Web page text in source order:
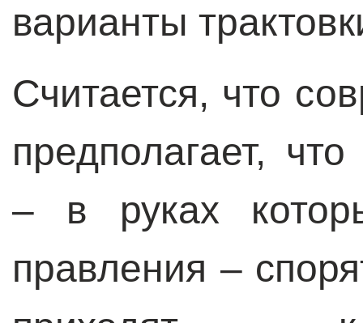
варианты
Считается, что
предполагает,
– в руках
правления –